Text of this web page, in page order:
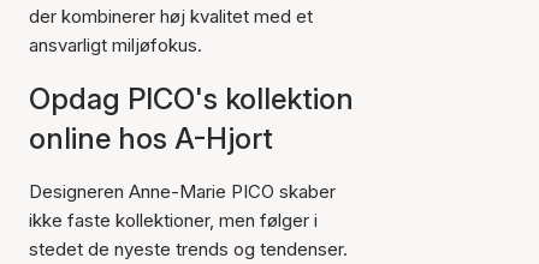
der kombinerer høj kvalitet med et
ansvarligt miljøfokus.
Opdag PICO's kollektion
online hos A-Hjort
Designeren Anne-Marie PICO skaber
ikke faste kollektioner, men følger i
stedet de nyeste trends og tendenser.